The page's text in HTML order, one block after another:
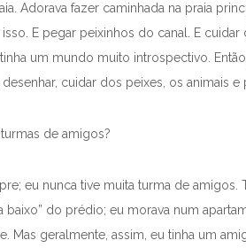
Adorava fazer caminhada na praia
isso. E pegar peixinhos do canal. E
um mundo muito introspectivo.
cuidar dos peixes, os animais e
de amigos?
eu nunca tive muita turma de
baixo” do prédio; eu morava num
Mas geralmente, assim, eu tinha um